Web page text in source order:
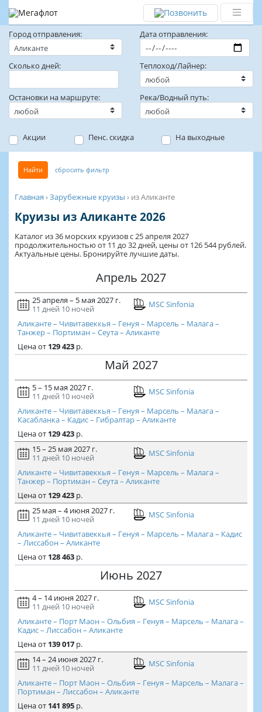
Город отправления: Дата отправления:
Сколько дней: Теплоход/Лайнер:
Остановки на маршруте: Река/Водный путь:
Акции Пенс. скидка На выходные
Найти сбросить фильтр
Главная ›Зарубежные круизы › из Аликанте
Круизы из Аликанте 2026
Каталог из 36 морских круизов с 25 апреля 2027
продолжительностью от 11 до 32 дней, цены от 126 544 рублей.
Актуальные цены. Бронируйте лучшие даты.
Апрель 2027
25 апреля – 5 мая 2027 г.
11 дней 10 ночей
MSC Sinfonia
Аликанте – Чивитавеккья – Генуя – Марсель – Малага –
Танжер – Портиман – Сеута – Аликанте
Ценаот 129 423р.
Май 2027
5 – 15 мая 2027 г.
11 дней 10 ночей
MSC Sinfonia
Аликанте – Чивитавеккья – Генуя – Марсель – Малага –
Касабланка – Кадис – Гибралтар – Аликанте
Ценаот 129 423р.
15 – 25 мая 2027 г.
11 дней 10 ночей
MSC Sinfonia
Аликанте – Чивитавеккья – Генуя – Марсель – Малага –
Танжер – Портиман – Сеута – Аликанте
Ценаот 129 423р.
25 мая – 4 июня 2027 г.
11 дней 10 ночей
MSC Sinfonia
Аликанте – Чивитавеккья – Генуя – Марсель – Малага – Кадис
– Лиссабон – Аликанте
Ценаот 128 463р.
Июнь 2027
4 – 14 июня 2027 г.
11 дней 10 ночей
MSC Sinfonia
Аликанте – Порт Маон – Ольбия – Генуя – Марсель – Малага –
Кадис – Лиссабон – Аликанте
Ценаот 139 017р.
14 – 24 июня 2027 г.
11 дней 10 ночей
MSC Sinfonia
Аликанте – Порт Маон – Ольбия – Генуя – Марсель – Малага –
Портиман – Лиссабон – Аликанте
Ценаот 141 895р.